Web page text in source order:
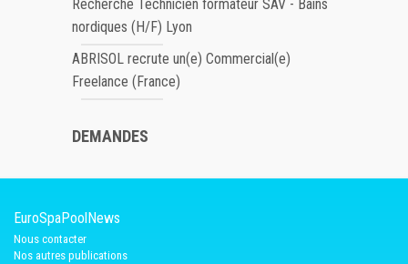
Recherche Technicien formateur SAV - Bains
nordiques (H/F) Lyon
ABRISOL recrute un(e) Commercial(e)
Freelance (France)
DEMANDES
EuroSpaPoolNews
Nous contacter
Nos autres publications